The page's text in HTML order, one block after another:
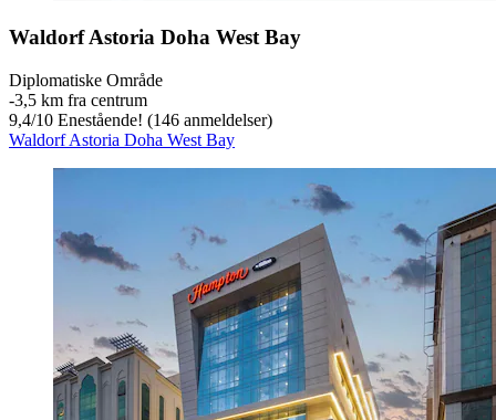
Waldorf Astoria Doha West Bay
Diplomatiske Område
‐3,5 km fra centrum
9,4/10 Enestående! (146 anmeldelser)
Waldorf Astoria Doha West Bay